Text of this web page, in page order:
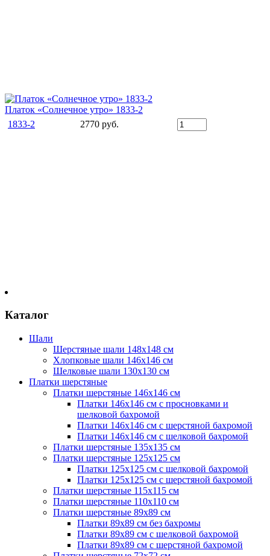
Платок «Солнечное утро» 1833-2
1833-2
2770 руб.
Каталог
Шали
Шерстяные шали 148х148 см
Хлопковые шали 146х146 см
Шелковые шали 130х130 см
Платки шерстяные
Платки шерстяные 146х146 см
Платки 146х146 см с просновками и
шелковой бахромой
Платки 146х146 см с шерстяной бахромой
Платки 146х146 см с шелковой бахромой
Платки шерстяные 135х135 см
Платки шерстяные 125х125 см
Платки 125х125 см с шелковой бахромой
Платки 125х125 см с шерстяной бахромой
Платки шерстяные 115х115 см
Платки шерстяные 110х110 см
Платки шерстяные 89х89 см
Платки 89х89 см без бахромы
Платки 89х89 см с шелковой бахромой
Платки 89х89 см с шерстяной бахромой